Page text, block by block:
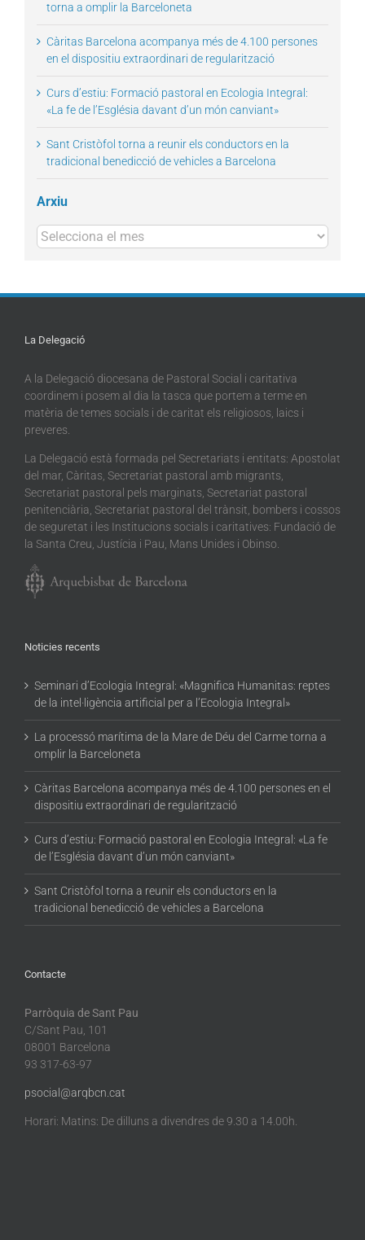
torna a omplir la Barceloneta
Càritas Barcelona acompanya més de 4.100 persones
en el dispositiu extraordinari de regularització
Curs d’estiu: Formació pastoral en Ecologia Integral:
«La fe de l’Església davant d’un món canviant»
Sant Cristòfol torna a reunir els conductors en la
tradicional benedicció de vehicles a Barcelona
Arxiu
Arxius
La Delegació
A la Delegació diocesana de Pastoral Social i caritativa
coordinem i posem al dia la tasca que portem a terme en
matèria de temes socials i de caritat els religiosos, laics i
preveres.
La Delegació està formada pel Secretariats i entitats: Apostolat
del mar, Càritas, Secretariat pastoral amb migrants,
Secretariat pastoral pels marginats, Secretariat pastoral
penitenciària, Secretariat pastoral del trànsit, bombers i cossos
de seguretat i les Institucions socials i caritatives: Fundació de
la Santa Creu, Justícia i Pau, Mans Unides i Obinso.
Noticies recents
Seminari d’Ecologia Integral: «Magnifica Humanitas: reptes
de la intel·ligència artificial per a l’Ecologia Integral»
La processó marítima de la Mare de Déu del Carme torna a
omplir la Barceloneta
Càritas Barcelona acompanya més de 4.100 persones en el
dispositiu extraordinari de regularització
Curs d’estiu: Formació pastoral en Ecologia Integral: «La fe
de l’Església davant d’un món canviant»
Sant Cristòfol torna a reunir els conductors en la
tradicional benedicció de vehicles a Barcelona
Contacte
Parròquia de Sant Pau
C/Sant Pau, 101
08001 Barcelona
93 317-63-97
psocial@arqbcn.cat
Horari: Matins: De dilluns a divendres de 9.30 a 14.00h.